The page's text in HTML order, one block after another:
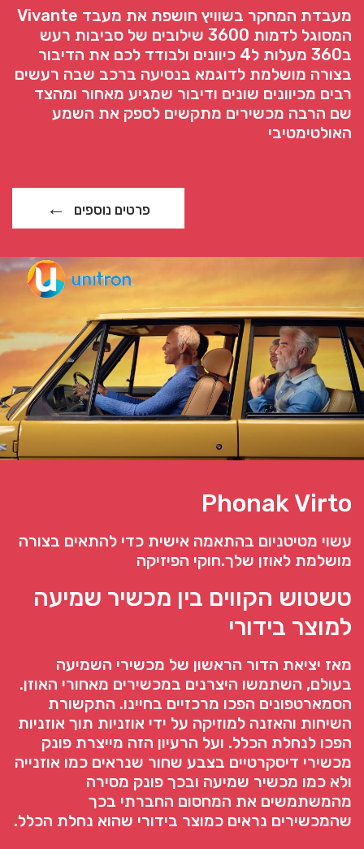
מעבדת המחקר בשוויץ חושפת את מעבד Vivante
המסוגל לדמות 3600 שילובים של סביבות רעש
ב360 מעלות ל4 כיוונים ולבודד לכם את הדיבור
בצורה מושלמת לדוגמא בנסיעה ברכב שבה רעשים
רבים מכיוונים שונים ודיבור שמגיע מאחור ומהצד
שם הרבה מכשירים מתקשים לספק את השמע
האולטימטיבי
פרטים נוספים
Phonak Virto
עשוי מטיטניום בהתאמה אישית כדי להתאים בצורה
מושלמת לאוזן שלך.חוקי הפיזיקה
טשטוש הקווים בין מכשיר שמיעה
למוצר בידורי
מאז יציאת הדור הראשון של מכשירי השמיעה
בעולם, השתמשו היצרנים במכשירים מאחורי האוזן.
הסמארטפונים הפכו מרכזיים בחיינו. התקשורת
השיחות והאזנה למוזיקה על ידי אוזניות תוך אוזניות
הפכו לנחלת הכלל. ועל הרעיון הזה מייצרת פונק
מכשירי דיסקרטיים בצבע שחור שנראים כמו אוזנייה
ולא כמו מכשיר שמיעה ובכך פונק מסירה
מהמשתמשים את המחסום החברתי בכך
שהמכשירים נראים כמוצר בידורי שהוא נחלת הכלל.